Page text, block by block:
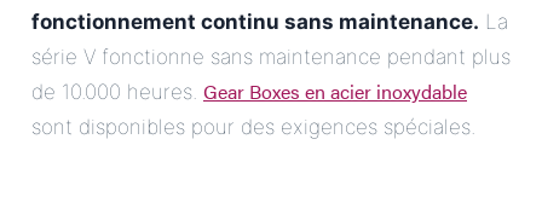
fonctionnement continu sans maintenance. La
série V fonctionne sans maintenance pendant plus
de 10.000 heures. Gear Boxes en acier inoxydable
sont disponibles pour des exigences spéciales.